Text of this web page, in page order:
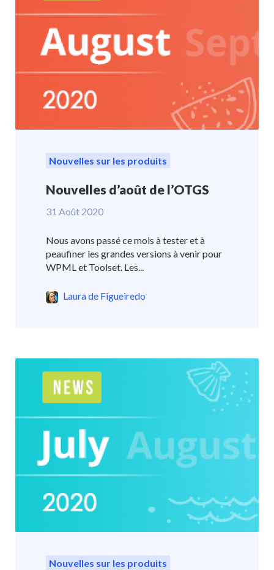
Nouvelles sur les produits
Nouvelles d’août de l’OTGS
31 Août 2020
Nous avons passé ce mois à tester et à
peaufiner les grandes versions à venir pour
WPML et Toolset. Les...
Laura de Figueiredo
Nouvelles sur les produits